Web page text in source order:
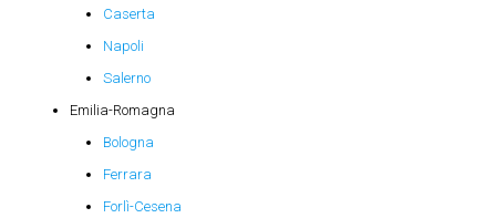
Caserta
Napoli
Salerno
Emilia-Romagna
Bologna
Ferrara
Forlì-Cesena